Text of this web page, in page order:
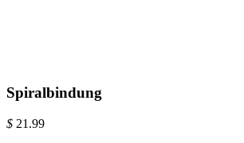
Spiralbindung
$ 21.99